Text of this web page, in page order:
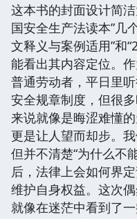
这本书的封面设计简
国安全生产法读本”几
文释义与案例适用”和
能看出其内容定位。
普通劳动者，平日里
安全规章制度，但很
来说就像是晦涩难懂
更是让人望而却步。我
但并不清楚“为什么不
后，法律上会如何界
维护自身权益。这次
就像在迷茫中看到了